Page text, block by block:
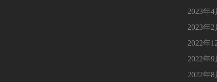
2023年4
2023年2
2022年
2022年9
2022年8